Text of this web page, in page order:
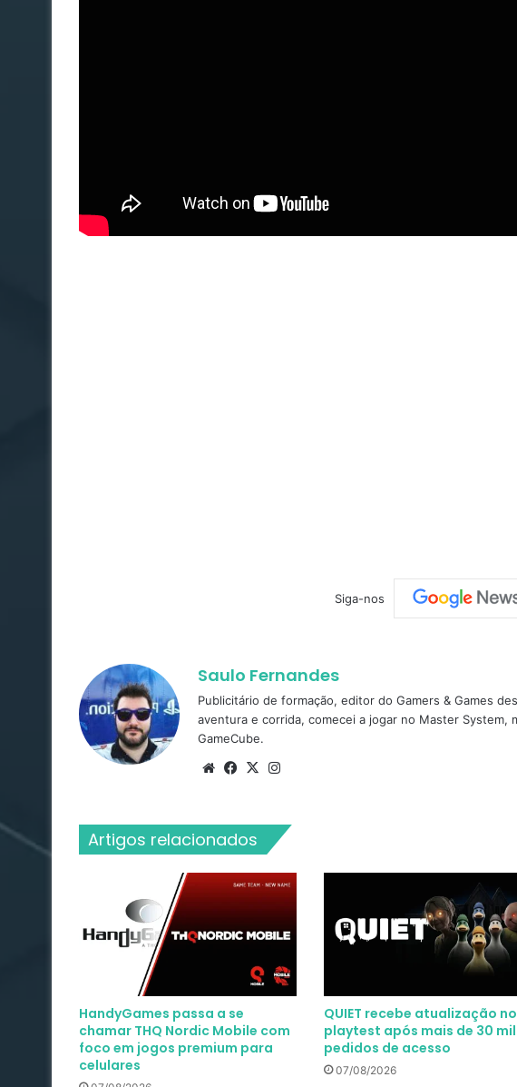
Siga-nos
Saulo Fernandes
Publicitário de formação, editor do Gamers & Games
aventura e corrida, comecei a jogar no Master System,
GameCube.
WebsiteFacebook
X
Artigos relacionados
HandyGames passa a se
chamar THQ Nordic Mobile com
foco em jogos premium para
celulares
QUIET recebe atualização no
playtest após mais de 30 mil
pedidos de acesso
07/08/2026